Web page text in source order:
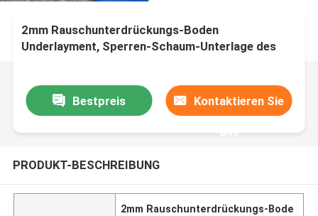
2mm Rauschunterdrückungs-Boden
Underlayment, Sperren-Schaum-Unterlage des
Bestpreis Kontaktieren Sie
uns
PRODUKT-BESCHREIBUNG
2mm Rauschunterdrückungs-Bode